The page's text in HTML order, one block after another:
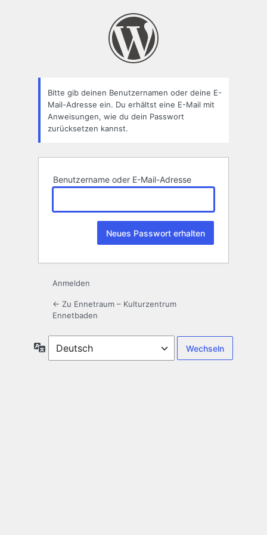
Bitte gib deinen Benutzernamen oder deine E-
Mail-Adresse ein. Du erhältst eine E-Mail mit
Anweisungen, wie du dein Passwort
zurücksetzen kannst.
Benutzername oder E-Mail-Adresse
Anmelden
← Zu Ennetraum – Kulturzentrum
Ennetbaden
Sprache